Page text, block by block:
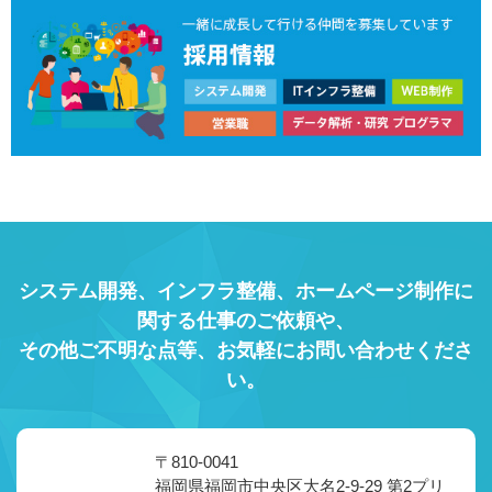
システム開発、インフラ整備、ホームページ制作に
関する仕事のご依頼や、
その他ご不明な点等、お気軽にお問い合わせくださ
い。
〒810-0041
福岡県福岡市中央区大名2-9-29 第2プリ